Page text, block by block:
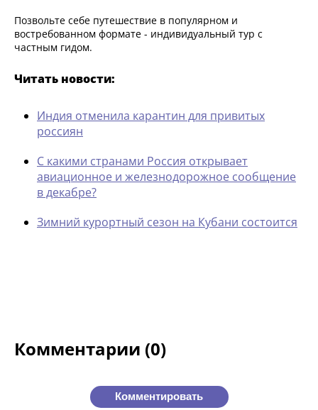
Позвольте себе путешествие в популярном и
востребованном формате - индивидуальный тур с
частным гидом.
Читать новости:
Индия отменила карантин для привитых
россиян
С какими странами Россия открывает
авиационное и железнодорожное сообщение
в декабре?
Зимний курортный сезон на Кубани состоится
Комментарии (0)
Комментировать